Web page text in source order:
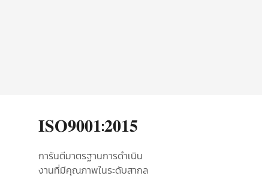
𝐈𝐒𝐎𝟗𝟎𝟎𝟏:𝟐𝟎𝟏𝟓
การันตีมาตรฐานการดำเนิน
งานที่มีคุณภาพในระดับสากล